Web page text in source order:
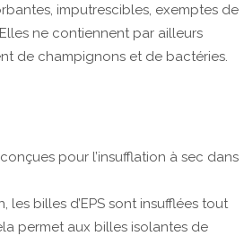
imputrescibles, exemptes de
ne contiennent par ailleurs
de champignons et de bactéries.
pour l’insufflation à sec dans
billes d’EPS sont insufflées tout
permet aux billes isolantes de